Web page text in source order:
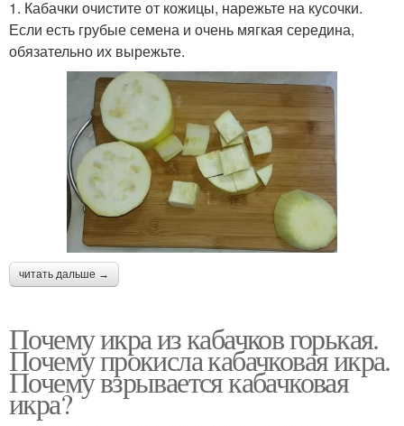
1. Кабачки очистите от кожицы, нарежьте на кусочки.
Если есть грубые семена и очень мягкая середина,
обязательно их вырежьте.
читать дальше →
Почему икра из кабачков горькая.
Почему прокисла кабачковая икра.
Почему взрывается кабачковая
икра?